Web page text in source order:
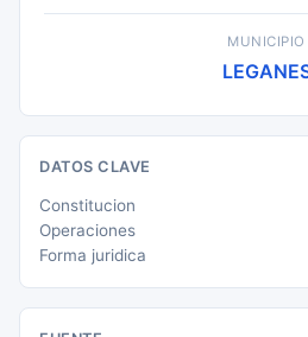
MUNICIPIO
DATOS CLAVE
Constitucion
Operaciones
Forma juridica